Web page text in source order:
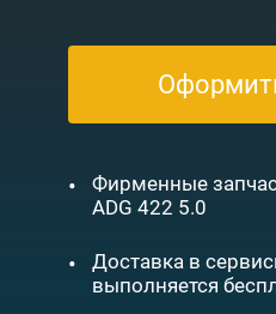
•
Фирменные
ADG 422 5.0
•
Доставка в
выполняется